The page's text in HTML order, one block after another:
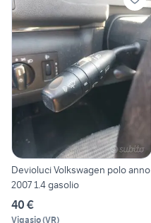
Devioluci Volkswagen polo anno
2007 1.4 gasolio
40 €
Vigasio(VR)